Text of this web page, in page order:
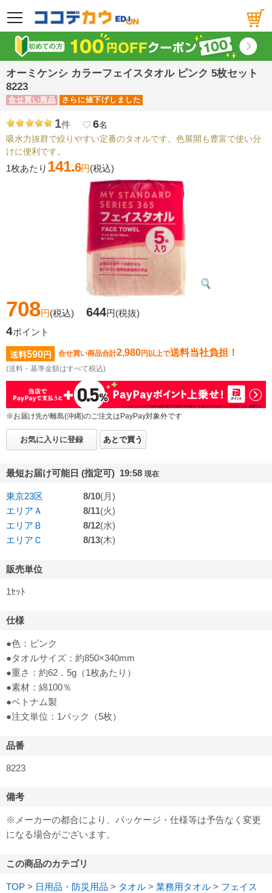
メニュー
オーミケンシ カラーフェイスタオル ピンク 5枚セット
8223
合せ買い商品 さらに値下げしました
1件 favorite_border6名
吸水力抜群で絞りやすい定番のタオルです。色展開も豊富で使い分
けに便利です。
1枚あたり 141.6円(税込)
708円(税込) 644円(税抜)
4ポイント
送料590円 合せ買い商品合計2,980円以上で送料当社負担！
(送料・基準金額はすべて税込)
※お届け先が離島(沖縄)のご注文はPayPay対象外です
お気に入りに登録 あとで買う
最短お届け可能日 (指定可) 19:58 現在
東京23区 8/10(月)
エリアＡ
8/11(火)
エリアＢ
8/12(水)
エリアＣ
8/13(木)
販売単位
1ｾｯﾄ
仕様
●色：ピンク
●タオルサイズ：約850×340mm
●重さ：約62．5g（1枚あたり）
●素材：綿100％
●ベトナム製
●注文単位：1パック（5枚）
品番
8223
備考
※メーカーの都合により、パッケージ・仕様等は予告なく変更
になる場合がございます。
この商品のカテゴリ
TOP > 日用品・防災用品 > タオル > 業務用タオル > フェイス